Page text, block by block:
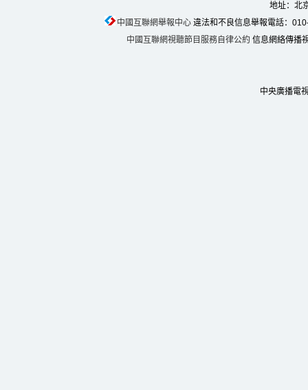
地址：北
中國互聯網舉報中心違法和不良信息舉報電話：
中國互聯網視聽節目服務自律公約 信息網絡傳播
中央廣播電